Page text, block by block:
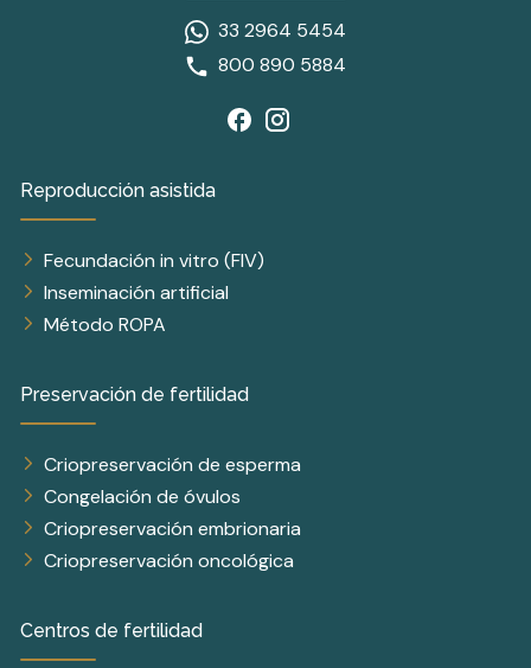
33 2964 5454
800 890 5884
Reproducción asistida
Fecundación in vitro (FIV)
Inseminación artificial
Método ROPA
Preservación de fertilidad
Criopreservación de esperma
Congelación de óvulos
Criopreservación embrionaria
Criopreservación oncológica
Centros de fertilidad